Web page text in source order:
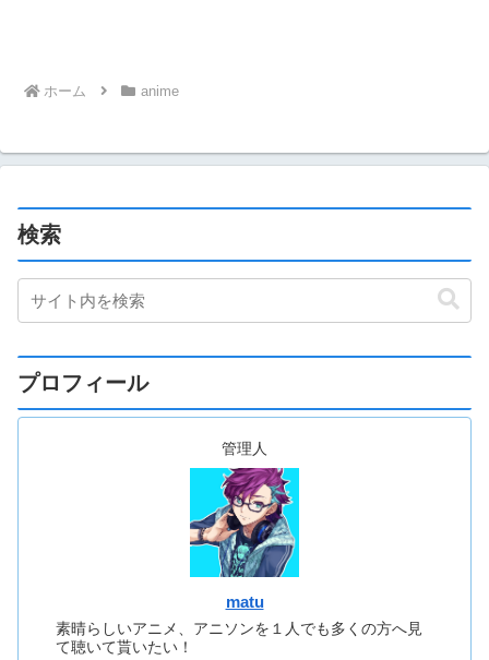
ホーム anime
検索
プロフィール
管理人
matu
素晴らしいアニメ、アニソンを１人でも多くの方へ見
て聴いて貰いたい！